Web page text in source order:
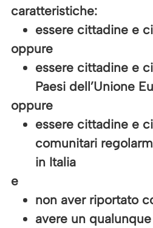
caratteristiche:
essere cittadine e
oppure
essere cittadine e
Paesi dell’Unione
oppure
essere cittadine e
comunitari
in Italia
e
non aver riportato
avere un